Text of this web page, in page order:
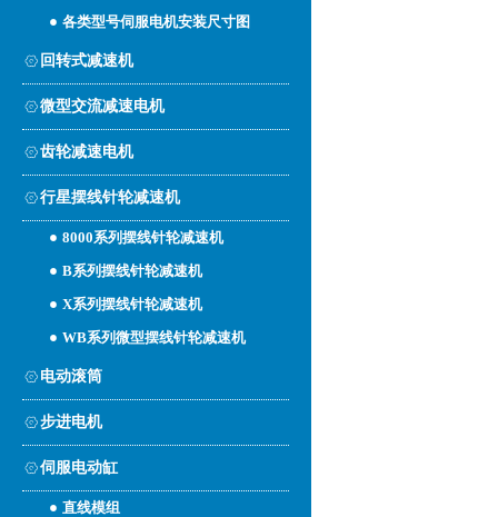
各类型号伺服电机安装尺寸图
回转式减速机
微型交流减速电机
齿轮减速电机
行星摆线针轮减速机
8000系列摆线针轮减速机
B系列摆线针轮减速机
X系列摆线针轮减速机
WB系列微型摆线针轮减速机
电动滚筒
步进电机
伺服电动缸
直线模组